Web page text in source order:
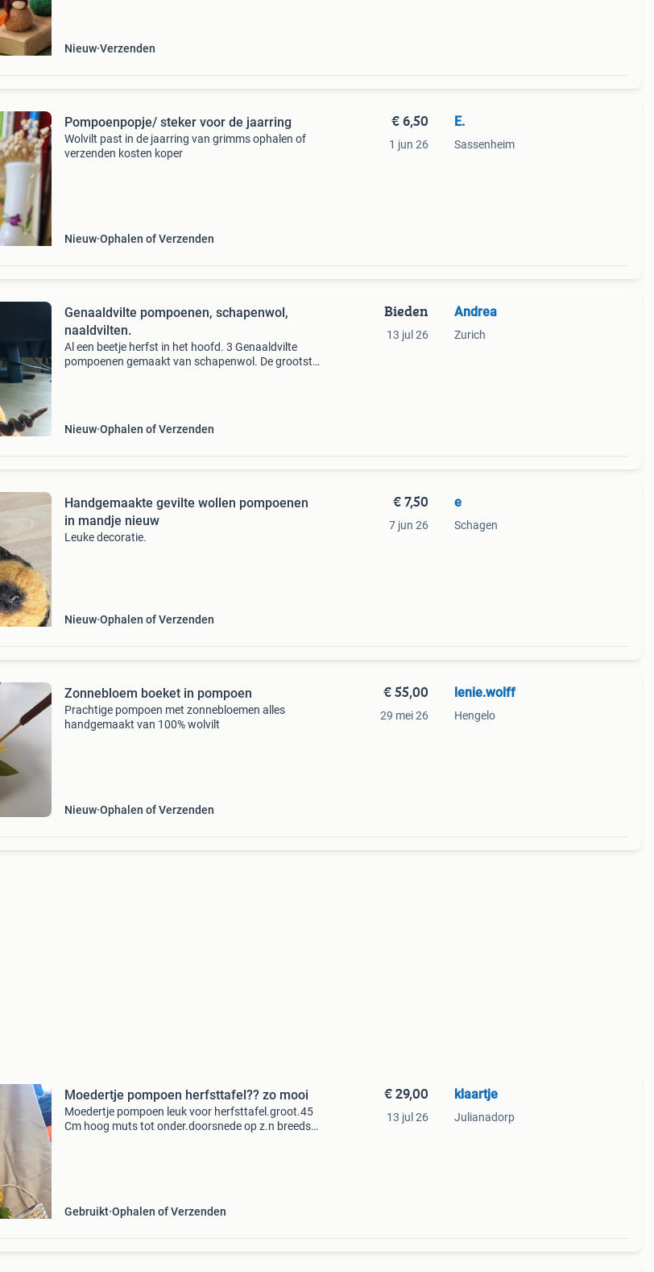
Nieuw Verzenden
Pompoenpopje/ steker voor de jaarring
Wolvilt past in de jaarring van grimms ophalen of
verzenden kosten koper
Nieuw Ophalen of Verzenden
€ 6,50
1 jun 26
E.
Sassenheim
Genaaldvilte pompoenen, schapenwol,
naaldvilten.
Al een beetje herfst in het hoofd. 3 Genaaldvilte
pompoenen gemaakt van schapenwol. De grootste
Nieuw Ophalen of Verzenden
Bieden
13 jul 26
Andrea
Zurich
Handgemaakte gevilte wollen pompoenen
in mandje nieuw
Leuke decoratie.
Nieuw Ophalen of Verzenden
€ 7,50
7 jun 26
e
Schagen
Zonnebloem boeket in pompoen
Prachtige pompoen met zonnebloemen alles
handgemaakt van 100% wolvilt
Nieuw Ophalen of Verzenden
€ 55,00
29 mei 26
lenie.wolff
Hengelo
Moedertje pompoen herfsttafel?? zo mooi
Moedertje pompoen leuk voor herfsttafel.groot.45
Cm hoog muts tot onder.doorsnede op z.n breedst
Gebruikt Ophalen of Verzenden
€ 29,00
13 jul 26
klaartje
Julianadorp